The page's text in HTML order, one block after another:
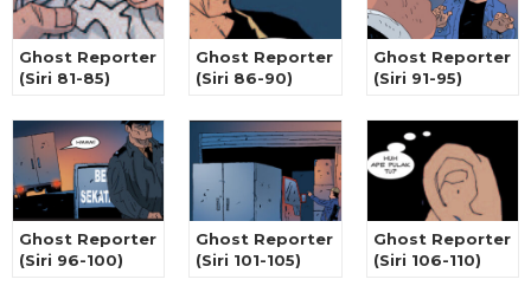
Ghost Reporter
(Siri 81-85)
Ghost Reporter
(Siri 86-90)
Ghost Reporter
(Siri 91-95)
Ghost Reporter
(Siri 96-100)
Ghost Reporter
(Siri 101-105)
Ghost Reporter
(Siri 106-110)